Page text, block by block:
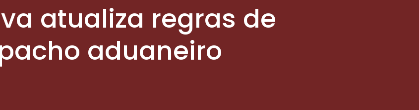
atualiza regras de
aduaneiro